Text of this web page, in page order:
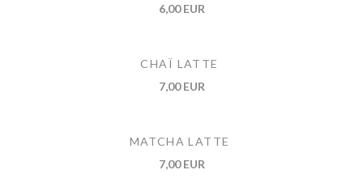
6,00 EUR
CHAÏ LATTE
7,00 EUR
MATCHA LATTE
7,00 EUR